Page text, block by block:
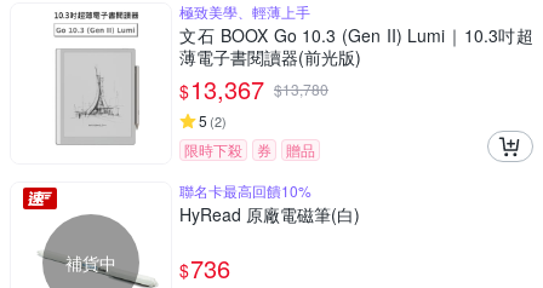
極致美學、輕薄上手
文石 BOOX Go 10.3 (Gen II) Lumi｜10.3吋超
薄電子書閱讀器(前光版)
$13,367 $13,780
5 (2)
限時下殺 券 贈品
補貨中
聯名卡最高回饋10%
HyRead 原廠電磁筆(白)
$736